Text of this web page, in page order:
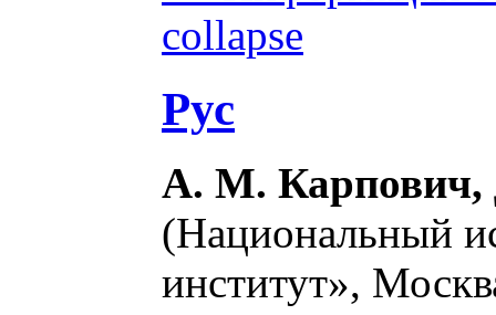
collapse
Рус
А. М. Карпович,
(Национальный
институт»,